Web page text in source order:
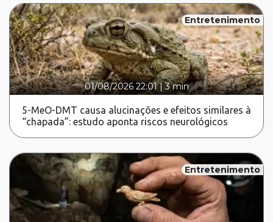
Entretenimento
01/08/2026 22:01|3 min
5-MeO-DMT causa alucinações e efeitos similares à
“chapada”: estudo aponta riscos neurológicos
Entretenimento